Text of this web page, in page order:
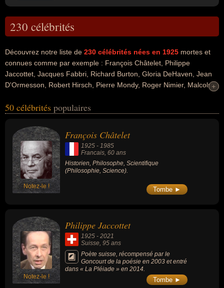
230 célébrités
Découvrez notre liste de 230 célébrités nées en 1925 mortes et
connues comme par exemple : François Châtelet, Philippe
Jaccottet, Jacques Fabbri, Richard Burton, Gloria DeHaven, Jean
D'Ormesson, Robert Hirsch, Pierre Mondy, Roger Nimier, Malcolm
domaines de la philosophie, de la science, de l'art, de la littérature,
l'histoire, de la politique ou de la religion. Ces célébrités peuvent
également avoir été historien, philosophe, scientifique, artiste,
conjoint de célébrité, critique, critique littéraire, écrivain, épistolier,
journaliste, poète, traducteur, acteur, cinéaste, metteur en scène,
académicien, animateur, chroniqueur, romancier, croyant, homme
politique, islamiste, militant, militant des droits de l'homme ou
religieux. En ce qui concerne leurs nationalités au moment de leurs
par exemple.
+
+
50 célébrités populaires
Notez-le !
François Châtelet
1925 - 1985
Francais, 60 ans
Historien, Philosophe, Scientifique
(Philosophie, Science).
Tombe ►
Notez-le !
Philippe Jaccottet
1925 - 2021
Suisse , 95 ans
Poète suisse, récompensé par le
Goncourt de la poésie en 2003 et entré
dans « La Pléiade » en 2014.
Tombe ►